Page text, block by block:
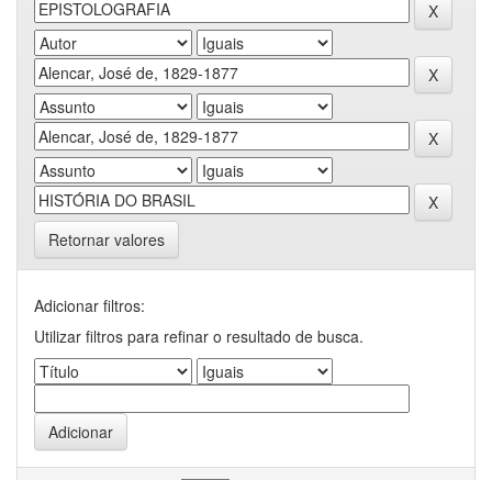
Retornar valores
Adicionar filtros:
Utilizar filtros para refinar o resultado de busca.